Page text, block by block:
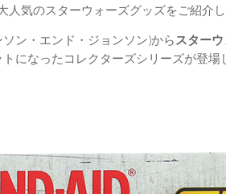
人気のスターウォーズグッズをご紹介
ソン・エンド・ジョンソン)からスター
トになったコレクターズシリーズが登